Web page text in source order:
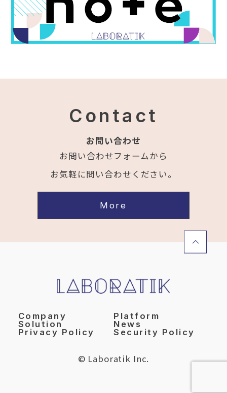
Contact
お問い合わせ
お問い合わせフォームから
お気軽に問い合わせください。
More
Company
Platform
Solution
News
Privacy Policy
Security Policy
© Laboratik Inc.